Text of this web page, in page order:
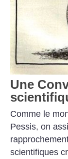
Une
Comme le
Pessis, on
scientifiques